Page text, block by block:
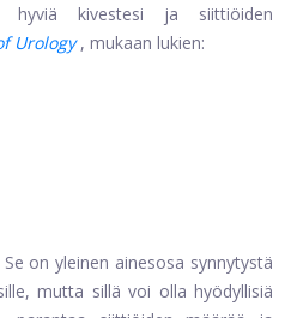
hyviä kivestesi ja siittiöiden
Urology , mukaan lukien:
on yleinen ainesosa synnytystä
mutta sillä voi olla hyödyllisiä